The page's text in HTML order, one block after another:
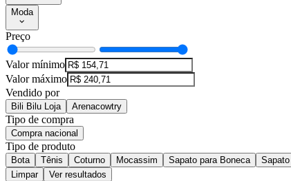
Moda
Preço
Valor mínimo
Valor máximo
Vendido por
Bili Bilu Loja Arenacowtry
Tipo de compra
Compra nacional
Tipo de produto
Bota Tênis Coturno Mocassim Sapato para Boneca
Limpar
Ver resultados